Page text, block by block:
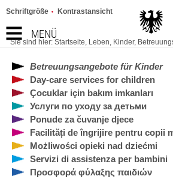
MENÜ
Schriftgröße Kontrastansicht
Sie sind hier: Startseite, Leben, Kinder,
Betreuungsangebote für Kinder
Day-care services for children
Çocuklar için bakım imkanları
Услуги по уходу за детьми
Ponude za čuvanje djece
Facilități de îngrijire pentru copii
Możliwości opieki nad dziećmi
Servizi di assistenza per bambini
Προσφορά φύλαξης παιδιών